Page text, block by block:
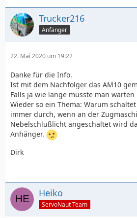
Trucker216
Anfänger
22. Mai 2020 um 19:22
Danke für die Info.
Ist mit dem Nachfolger das AM10
Falls ja wie lange müsste man
Wieder so ein Thema: Warum
immer durch, wenn an der
Nebelschlußlicht angeschaltet wird
Anhänger.
Dirk
Heiko
ServoNaut Team